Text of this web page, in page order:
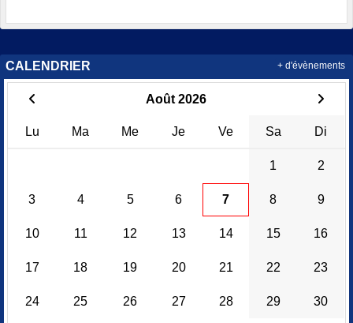
CALENDRIER
Août 2026
Lu Ma Me Je Ve Sa Di
1 2
3 4 5 6 7 8 9
10 11 12 13 14 15 16
17 18 19 20 21 22 23
24 25 26 27 28 29 30
+ d'évènements